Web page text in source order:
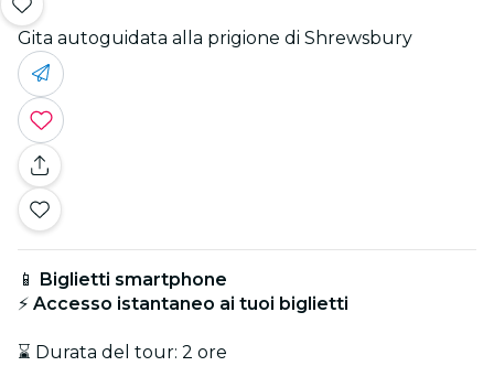
Gita autoguidata alla prigione di Shrewsbury
📱
Biglietti smartphone
⚡ Accesso istantaneo ai tuoi biglietti
⌛ Durata del tour: 2 ore